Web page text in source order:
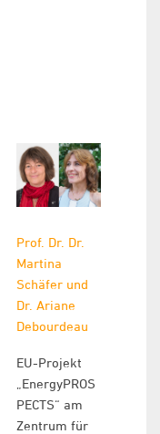
Prof. Dr. Dr.
Martina
Schäfer und
Dr. Ariane
Debourdeau
EU-Projekt
„EnergyPROS
PECTS“ am
Zentrum für